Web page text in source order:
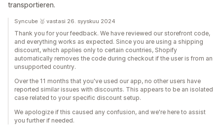
transportieren.
Syncube 🥇 vastasi 26. syyskuu 2024
Thank you for your feedback. We have reviewed our storefront code,
and everything works as expected. Since you are using a shipping
discount, which applies only to certain countries, Shopify
automatically removes the code during checkout if the user is from an
unsupported country.
Over the 11 months that you've used our app, no other users have
reported similar issues with discounts. This appears to be an isolated
case related to your specific discount setup.
We apologize if this caused any confusion, and we're here to assist
you further if needed.